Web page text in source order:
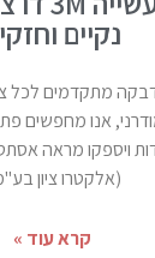
נקיים
מתקדמים לכל
אנו מחפשים
ויספקו מראה
(אלקטרו ציון
קרא עוד »